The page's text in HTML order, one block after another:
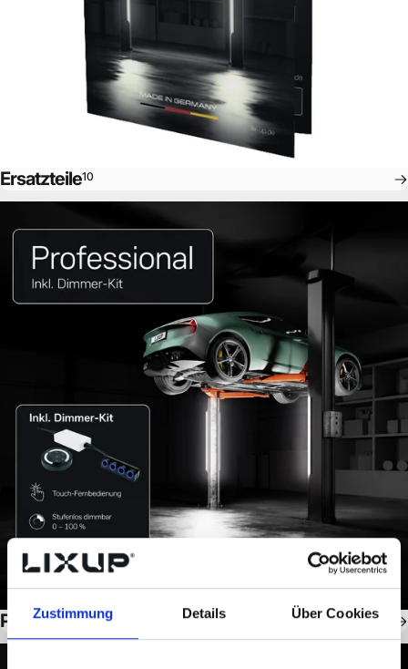
Zustimmung Details Über Cookies
Ersatzteile10
Produkte8